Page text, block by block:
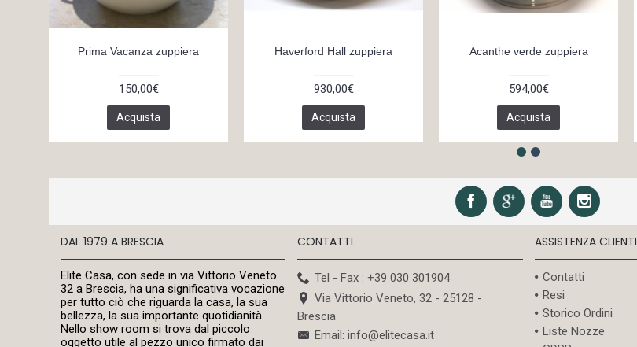
Prima Vacanza zuppiera
150,00€
Acquista
Haverford Hall zuppiera
930,00€
Acquista
Acanthe verde zuppiera
594,00€
Acquista
DAL 1979 A BRESCIA
Elite Casa, con sede in via Vittorio Veneto
32 a Brescia, ha una significativa vocazione
per tutto ciò che riguarda la casa, la sua
bellezza, la sua importante quotidianità.
Nello show room si trova dal piccolo
oggetto utile al pezzo unico firmato dai
CONTATTI
Tel - Fax : +39 030 301904
Via Vittorio Veneto, 32 - 25128 -
Brescia
Email: info@elitecasa.it
ASSISTENZA CLIENTI
Contatti
Resi
Storico Ordini
Liste Nozze